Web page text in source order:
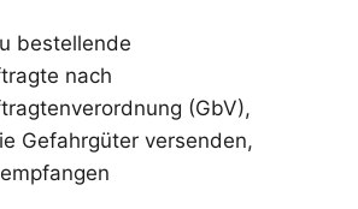
bestellende
nach
(GbV),
Gefahrgüter versenden,